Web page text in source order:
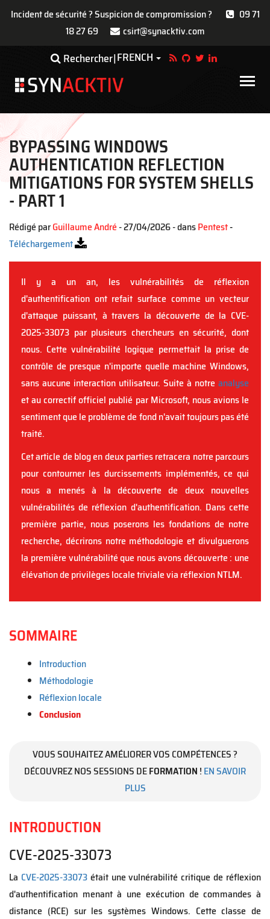
Incident de sécurité ? Suspicion de compromission ?
09 71
18 27 69
csirt@synacktiv.com
contenu
Rechercher FRENCH Toggle Dropdown
Main
BYPASSING WINDOWS
AUTHENTICATION REFLECTION
MITIGATIONS FOR SYSTEM SHELLS
- PART 1
Rédigé parGuillaume André- 27/04/2026 - dansPentest-
Téléchargement
Il y a un an, les vulnérabilités de réflexion
d'authentification ont refait surface comme un vecteur
d'attaque puissant, à travers la découverte de la CVE-
2025-33073 par plusieurs chercheurs en sécurité, dont
nous. Cette vulnérabilité logique permettait la prise de
contrôle de presque n'importe quelle machine Windows,
sans aucune interaction utilisateur. Suite à notre analyse
et au correctif officiel publié par Microsoft, nous avions le
sentiment que le problème de fond n'avait toujours pas été
traité.
Cet article de blog en deux parties retracera notre parcours
pour contourner les durcissements implémentés, ce qui
nous a menés à la découverte de deux nouvelles
vulnérabilités de réflexion d'authentification. Dans cette
première partie, nous poserons les fondations de notre
recherche, décrirons notre méthodologie et divulguerons
la première vulnérabilité que nous avons découverte : une
élévation de privilèges locale triviale via réflexion NTLM.
SOMMAIRE
Introduction
Méthodologie
Réflexion locale
Conclusion
VOUS SOUHAITEZ AMÉLIORER VOS COMPÉTENCES ?
DÉCOUVREZ NOS SESSIONS DEFORMATION ! EN SAVOIR
PLUS
INTRODUCTION
CVE-2025-33073
La CVE-2025-33073était une vulnérabilité critique de réflexion
d'authentification menant à une exécution de commandes à
distance (RCE) sur les systèmes Windows. Cette classe de